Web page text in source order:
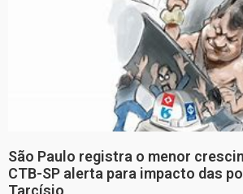
São Paulo registra o menor
CTB-SP alerta para impacto das
Tarcísio